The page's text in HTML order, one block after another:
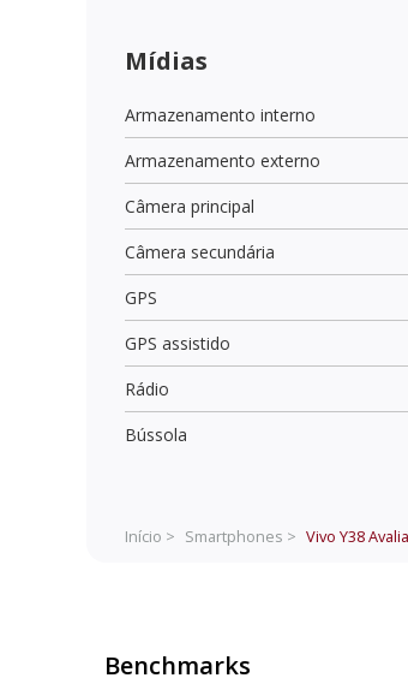
Mídias
Armazenamento interno
Armazenamento externo
Câmera principal
Câmera secundária
GPS
GPS assistido
Rádio
Bússola
Início > Smartphones > Vivo Y38
Benchmarks